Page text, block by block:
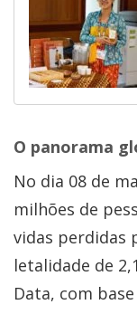
O panorama
No dia 08 de
milhões de
vidas perdidas
letalidade de
Data, com